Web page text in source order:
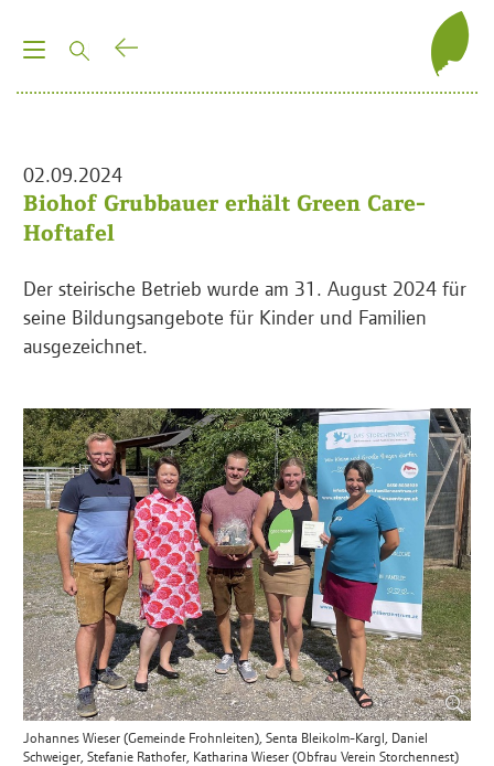
T
e
n
v
i
o
n
02.09.2024
Biohof Grubbauer erhält Green Care-
Hoftafel
Der steirische Betrieb wurde am 31. August 2024 für
seine Bildungsangebote für Kinder und Familien
ausgezeichnet.
Johannes Wieser (Gemeinde Frohnleiten), Senta Bleikolm-Kargl, Daniel
Schweiger, Stefanie Rathofer, Katharina Wieser (Obfrau Verein Storchennest)